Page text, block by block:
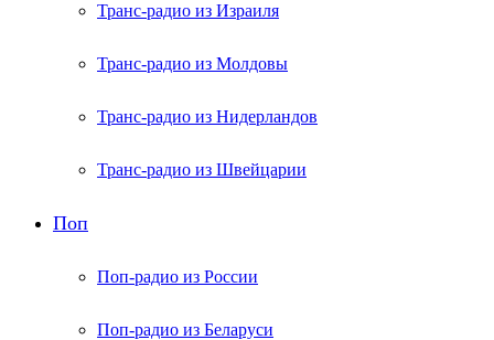
Транс-радио из Израиля
Транс-радио из Молдовы
Транс-радио из Нидерландов
Транс-радио из Швейцарии
Поп
Поп-радио из России
Поп-радио из Беларуси